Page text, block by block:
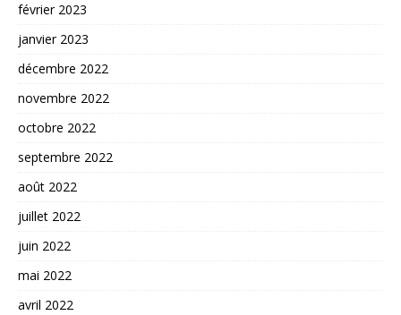
février 2023
janvier 2023
décembre 2022
novembre 2022
octobre 2022
septembre 2022
août 2022
juillet 2022
juin 2022
mai 2022
avril 2022